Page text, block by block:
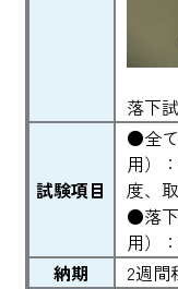
落下
試験項目
●全
用）
度、
●落
用）
納期
2週間